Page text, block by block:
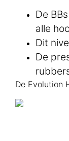
De
alle
Dit
De
De Evolution